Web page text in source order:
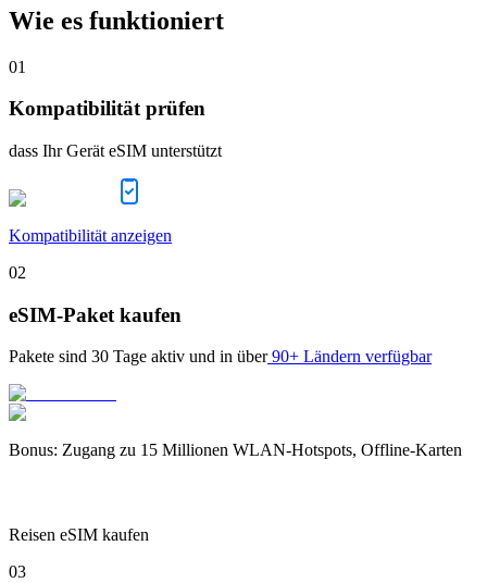
Wie es funktioniert
01
Kompatibilität prüfen
dass Ihr Gerät eSIM unterstützt
Kompatibilität anzeigen
02
eSIM-Paket kaufen
Pakete sind 30 Tage aktiv und in über 90+ Ländern verfügbar
Bonus: Zugang zu 15 Millionen WLAN-Hotspots, Offline-Karten
Reisen eSIM kaufen
03